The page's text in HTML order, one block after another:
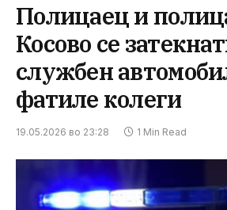
Полицаец и
Косово се
службен
фатиле колеги
19.05.2026 во 23:28 1 Min Read